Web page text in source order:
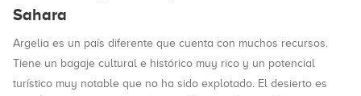
Sahara
Argelia es un país diferente que cuenta con muchos recursos.
Tiene un bagaje cultural e histórico muy rico y un potencial
turístico muy notable que no ha sido explotado. El desierto es